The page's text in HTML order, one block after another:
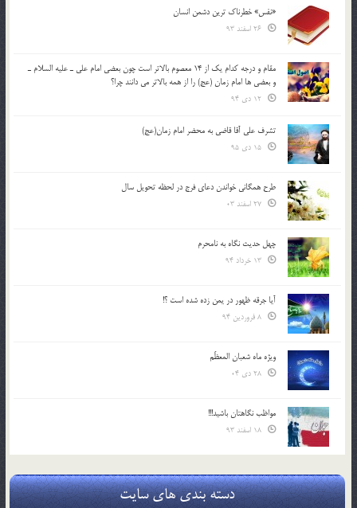
«نفس» خطرناک ترین دشمن انسان
مقام و درجه كدام يك از 14 معصوم بالاتر است چون بعضي امام علي ـ عليه السلام ـ
و بعضي ها امام زمان (عج) را از همه بالاتر مي دانند چرا؟
تشرف علي آقا قاضي به محضر امام زمان(عج)
طرح همگانی خواندن دعای فرج در لحظه تحویل سال
چهل حدیث نگاه به نامحرم
آیا جرقه ظهور در یمن زده شده است ؟!
ویژه ماه شعبان المعظّم
مواظب نگاهتان باشید!!!
دسته بندی های سایت